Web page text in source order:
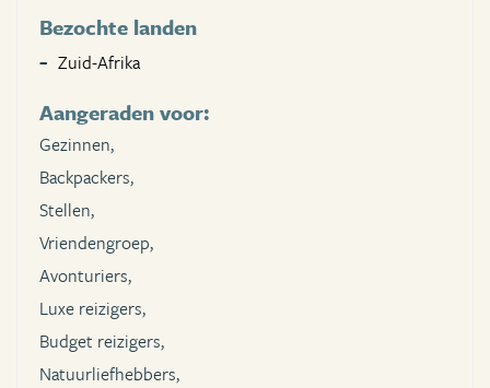
Bezochte landen
Zuid-Afrika
Aangeraden voor:
Gezinnen,
Backpackers,
Stellen,
Vriendengroep,
Avonturiers,
Luxe reizigers,
Budget reizigers,
Natuurliefhebbers,